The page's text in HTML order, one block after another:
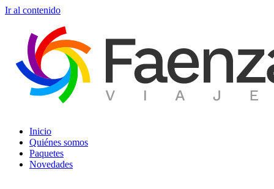
Ir al contenido
Inicio
Quiénes somos
Paquetes
Novedades